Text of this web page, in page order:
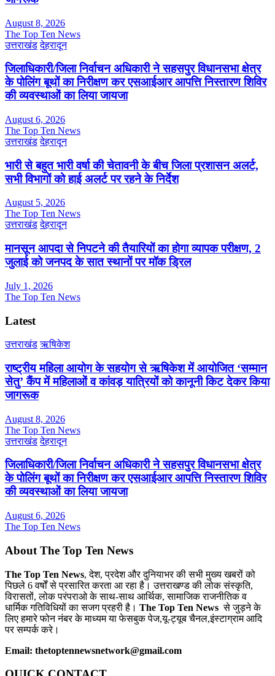
August 8, 2026
The Top Ten News
उत्तराखंड देहरादून
जिलाधिकारी/जिला निर्वाचन अधिकारी ने सहसपुर विधानसभा क्षेत्र
के पोलिंग बूथों का निरीक्षण कर एसआईआर आपत्ति निस्तारण शिविर
की व्यवस्थाओं का लिया जायजा
August 6, 2026
The Top Ten News
उत्तराखंड देहरादून
भारी से बहुत भारी वर्षा की चेतावनी के बीच जिला प्रशासन अलर्ट,
सभी विभागों को हाई अलर्ट पर रहने के निर्देश
August 5, 2026
The Top Ten News
उत्तराखंड देहरादून
मानसून आपदा से निपटने की तैयारियों का होगा व्यापक परीक्षण, 2
जुलाई को जनपद के सात स्थानों पर मॉक ड्रिल
July 1, 2026
The Top Ten News
Latest
उत्तराखंड ऋषिकेश
राष्ट्रीय महिला आयोग के सहयोग से ऋषिकेश में आयोजित ‘सम्मान
सेतु’ कैंप में महिलाओं व कांवड़ यात्रियों को कानूनी किट देकर किया
जागरूक
August 8, 2026
The Top Ten News
उत्तराखंड देहरादून
जिलाधिकारी/जिला निर्वाचन अधिकारी ने सहसपुर विधानसभा क्षेत्र
के पोलिंग बूथों का निरीक्षण कर एसआईआर आपत्ति निस्तारण शिविर
की व्यवस्थाओं का लिया जायजा
August 6, 2026
The Top Ten News
About The Top Ten News
The Top Ten News, देश, प्रदेश और दुनियाभर की सभी मुख्य खबरों को
पिछले 6 वर्षों से प्रसारित करता आ रहा है। उत्तराखण्ड की लोक संस्कृति,
विरासतों, लोक परंपराओ के साथ-साथ आर्थिक, सामाजिक राजनीतिक व
धार्मिक गतिविधियों का सजग प्रहरी है। The Top Ten News से जुड़ने के
लिए हमारे फोन नंबर के माध्यम या फेसबुक पेज,यू-ट्यूब चैनल,इंस्टाग्राम आदि
पर सम्पर्क करे।
Email: thetoptennewsnetwork@gmail.com